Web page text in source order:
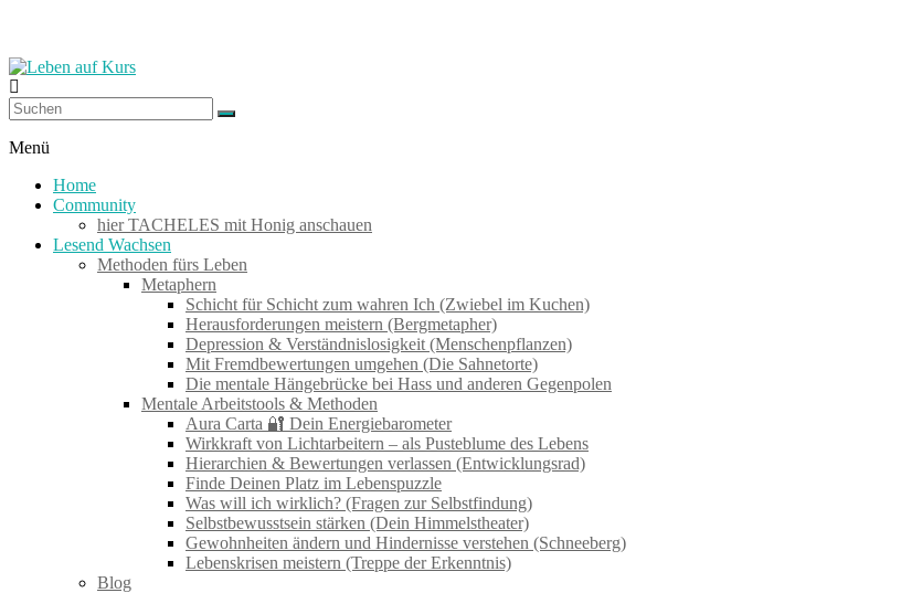
springen
Leben
auf
Kurs
Werkzeuge
zum
Menü
Home
Community
hier TACHELES mit Honig anschauen
Lesend Wachsen
Methoden fürs Leben
Metaphern
Schicht für Schicht zum wahren Ich (Zwiebel im Kuchen)
Herausforderungen meistern (Bergmetapher)
Depression & Verständnislosigkeit (Menschenpflanzen)
Mit Fremdbewertungen umgehen (Die Sahnetorte)
Die mentale Hängebrücke bei Hass und anderen Gegenpolen
Mentale Arbeitstools & Methoden
Aura Carta 🔐 Dein Energiebarometer
Wirkkraft von Lichtarbeitern – als Pusteblume des Lebens
Hierarchien & Bewertungen verlassen (Entwicklungsrad)
Finde Deinen Platz im Lebenspuzzle
Was will ich wirklich? (Fragen zur Selbstfindung)
Selbstbewusstsein stärken (Dein Himmelstheater)
Gewohnheiten ändern und Hindernisse verstehen (Schneeberg)
Lebenskrisen meistern (Treppe der Erkenntnis)
Blog